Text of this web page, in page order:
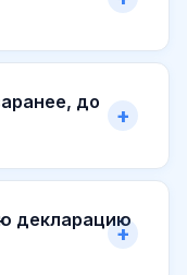
до
декларацию